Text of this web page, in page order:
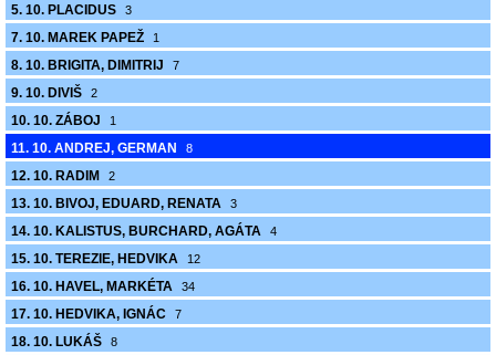
5. 10. PLACIDUS 3
7. 10. MAREK PAPEŽ 1
8. 10. BRIGITA, DIMITRIJ 7
9. 10. DIVIŠ 2
10. 10. ZÁBOJ 1
11. 10. ANDREJ, GERMAN 8
12. 10. RADIM 2
13. 10. BIVOJ, EDUARD, RENATA 3
14. 10. KALISTUS, BURCHARD, AGÁTA 4
15. 10. TEREZIE, HEDVIKA 12
16. 10. HAVEL, MARKÉTA 34
17. 10. HEDVIKA, IGNÁC 7
18. 10. LUKÁŠ 8